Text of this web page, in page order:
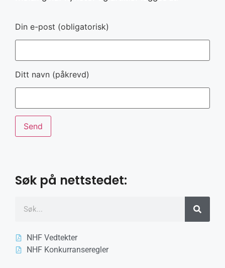
Din e-post (obligatorisk)
Ditt navn (påkrevd)
Søk på nettstedet:
NHF Vedtekter
NHF Konkurranseregler